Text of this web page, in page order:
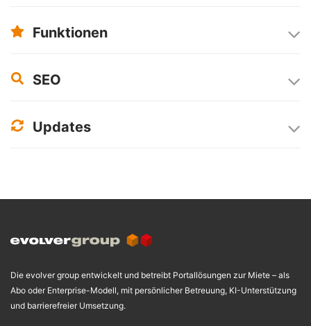
Funktionen
SEO
Updates
Die evolver group entwickelt und betreibt Portallösungen zur Miete – als
Abo oder Enterprise-Modell, mit persönlicher Betreuung, KI-Unterstützung
und barrierefreier Umsetzung.